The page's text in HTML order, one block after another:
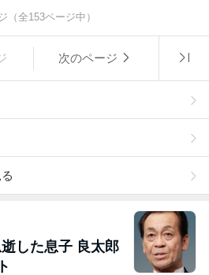
（全153ページ中）
次のページ
した息子 良太郎